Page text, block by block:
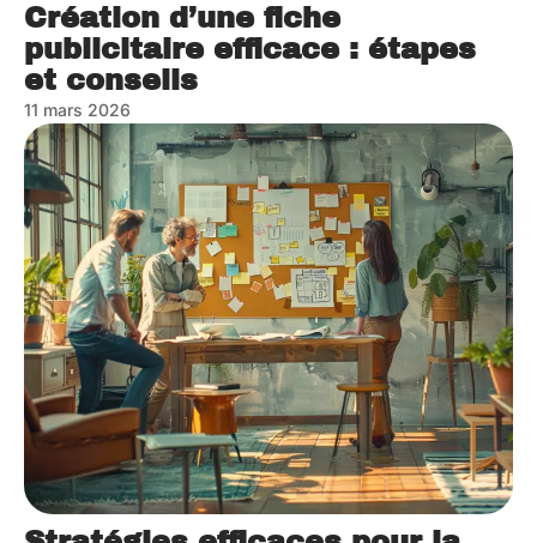
Création d’une fiche
publicitaire efficace : étapes
et conseils
11 mars 2026